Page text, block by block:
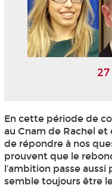
En cette période de
au Cnam de Rachel
de répondre à nos
prouvent que le
l’ambition passe
semble toujours être